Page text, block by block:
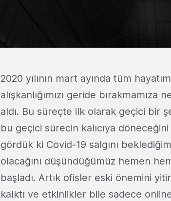
2020 yılının mart ayında tüm
alışkanlığımızı geride
aldı. Bu süreçte ilk olarak geçici bir
bu geçici sürecin kalıcıya
gördük ki Covid-19 salgını
olacağını düşündüğümüz hemen
başladı. Artık ofisler eski önemini
kalktı ve etkinlikler bile sadece